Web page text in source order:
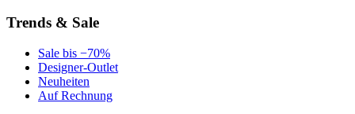
Trends & Sale
Sale bis −70%
Designer-Outlet
Neuheiten
Auf Rechnung